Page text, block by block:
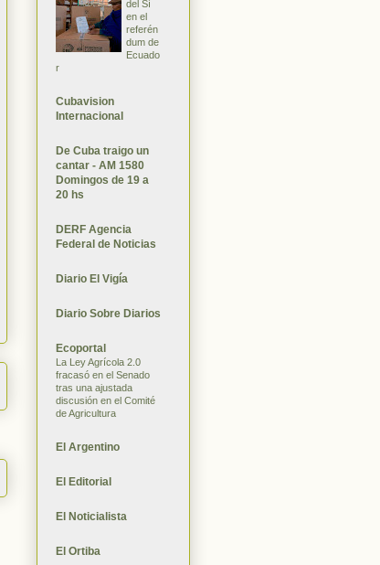
del Sí
en el
referén
dum de
Ecuado
r
Cubavision
Internacional
De Cuba traigo un
cantar - AM 1580
Domingos de 19 a
20 hs
DERF Agencia
Federal de Noticias
Diario El Vigía
Diario Sobre Diarios
Ecoportal
La Ley Agrícola 2.0
fracasó en el Senado
tras una ajustada
discusión en el Comité
de Agricultura
El Argentino
El Editorial
El Noticialista
El Ortiba